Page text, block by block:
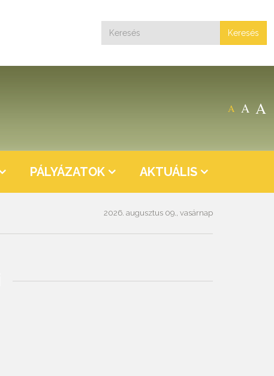
Keresés
A A A
PÁLYÁZATOK AKTUÁLIS
2026. augusztus 09., vasárnap